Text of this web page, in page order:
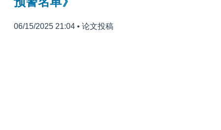
06/15/2025 21:04 • 论文投稿